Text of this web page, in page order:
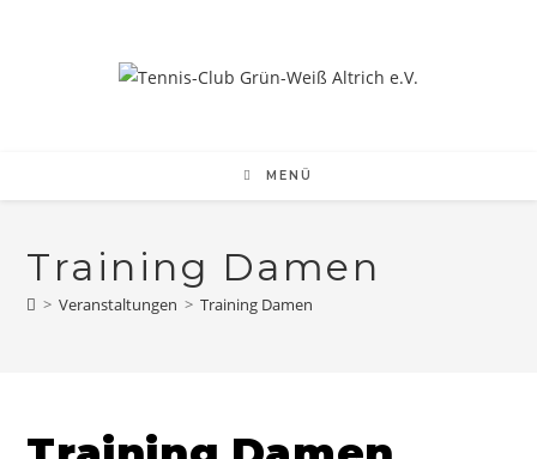
MENÜ
Training Damen
> Veranstaltungen > Training Damen